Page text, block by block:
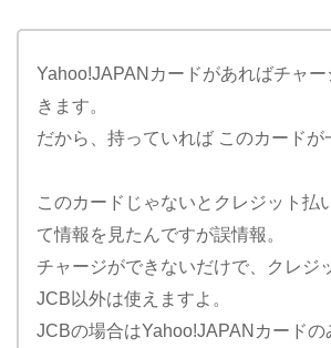
Yahoo!JAPANカードがあればチャ
きます。
だから、持っていれば このカードが
このカードじゃないとクレジット払
て情報を見たんですが誤情報。
チャージができないだけで、クレジ
JCB以外は使えますよ。
JCBの場合はYahoo!JAPANカードの